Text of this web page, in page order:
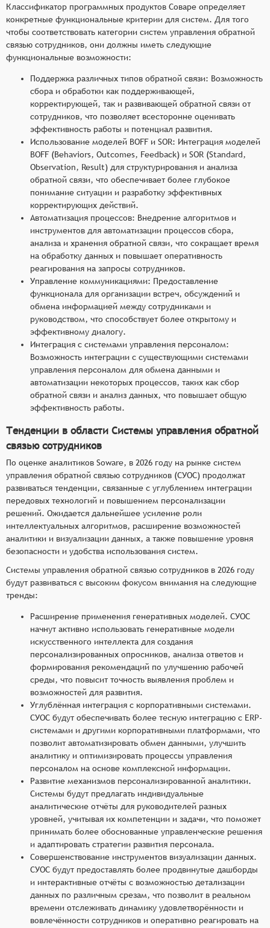
Классификатор программных продуктов Соваре определяет
конкретные функциональные критерии для систем. Для того
чтобы соответствовать категории систем управления обратной
связью сотрудников, они должны иметь следующие
функциональные возможности:
Поддержка различных типов обратной связи: Возможность
сбора и обработки как поддерживающей,
корректирующей, так и развивающей обратной связи от
сотрудников, что позволяет всесторонне оценивать
эффективность работы и потенциал развития.
Использование моделей BOFF и SOR: Интеграция моделей
BOFF (Behaviors, Outcomes, Feedback) и SOR (Standard,
Observation, Result) для структурирования и анализа
обратной связи, что обеспечивает более глубокое
понимание ситуации и разработку эффективных
корректирующих действий.
Автоматизация процессов: Внедрение алгоритмов и
инструментов для автоматизации процессов сбора,
анализа и хранения обратной связи, что сокращает время
на обработку данных и повышает оперативность
реагирования на запросы сотрудников.
Управление коммуникациями: Предоставление
функционала для организации встреч, обсуждений и
обмена информацией между сотрудниками и
руководством, что способствует более открытому и
эффективному диалогу.
Интеграция с системами управления персоналом:
Возможность интеграции с существующими системами
управления персоналом для обмена данными и
автоматизации некоторых процессов, таких как сбор
обратной связи и анализ данных, что повышает общую
эффективность работы.
Тенденции в области Системы управления обратной
связью сотрудников
По оценке аналитиков Soware, в 2026 году на рынке систем
управления обратной связью сотрудников (СУОС) продолжат
развиваться тенденции, связанные с углублением интеграции
передовых технологий и повышением персонализации
решений. Ожидается дальнейшее усиление роли
интеллектуальных алгоритмов, расширение возможностей
аналитики и визуализации данных, а также повышение уровня
безопасности и удобства использования систем.
Системы управления обратной связью сотрудников в 2026 году
будут развиваться с высоким фокусом внимания на следующие
тренды:
Расширение применения генеративных моделей. СУОС
начнут активно использовать генеративные модели
искусственного интеллекта для создания
персонализированных опросников, анализа ответов и
формирования рекомендаций по улучшению рабочей
среды, что повысит точность выявления проблем и
возможностей для развития.
Углублённая интеграция с корпоративными системами.
СУОС будут обеспечивать более тесную интеграцию с ERP-
системами и другими корпоративными платформами, что
позволит автоматизировать обмен данными, улучшить
аналитику и оптимизировать процессы управления
персоналом на основе комплексной информации.
Развитие механизмов персонализированной аналитики.
Системы будут предлагать индивидуальные
аналитические отчёты для руководителей разных
уровней, учитывая их компетенции и задачи, что поможет
принимать более обоснованные управленческие решения
и адаптировать стратегии развития персонала.
Совершенствование инструментов визуализации данных.
СУОС будут предоставлять более продвинутые дашборды
и интерактивные отчёты с возможностью детализации
данных по различным срезам, что позволит в реальном
времени отслеживать динамику удовлетворённости и
вовлечённости сотрудников и оперативно реагировать на